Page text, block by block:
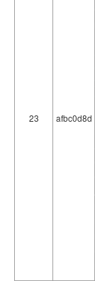
23 afbc0d8d